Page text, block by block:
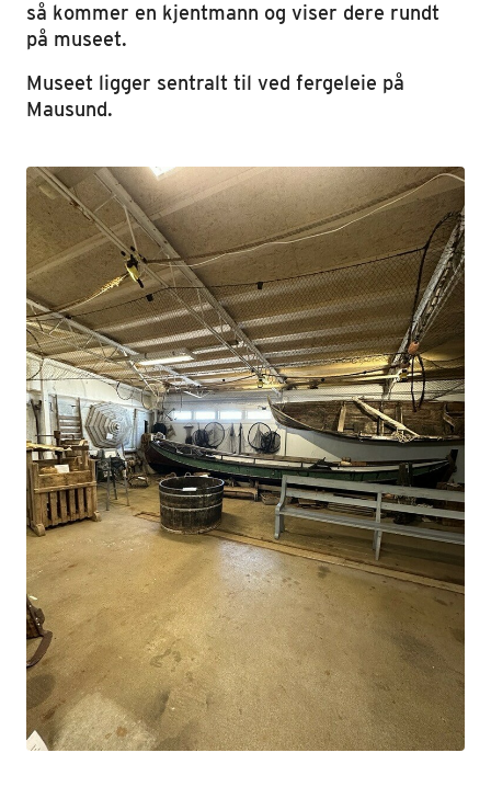
så kommer en kjentmann og viser dere rundt
på museet.
Museet ligger sentralt til ved fergeleie på
Mausund.